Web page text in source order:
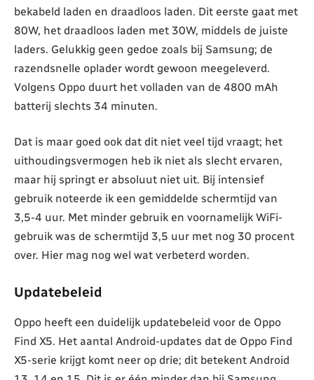
bekabeld laden en draadloos laden. Dit eerste gaat met
80W, het draadloos laden met 30W, middels de juiste
laders. Gelukkig geen gedoe zoals bij Samsung; de
razendsnelle oplader wordt gewoon meegeleverd.
Volgens Oppo duurt het volladen van de 4800 mAh
batterij slechts 34 minuten.
Dat is maar goed ook dat dit niet veel tijd vraagt; het
uithoudingsvermogen heb ik niet als slecht ervaren,
maar hij springt er absoluut niet uit. Bij intensief
gebruik noteerde ik een gemiddelde schermtijd van
3,5-4 uur. Met minder gebruik en voornamelijk WiFi-
gebruik was de schermtijd 3,5 uur met nog 30 procent
over. Hier mag nog wel wat verbeterd worden.
Updatebeleid
Oppo heeft een duidelijk updatebeleid voor de Oppo
Find X5. Het aantal Android-updates dat de Oppo Find
X5-serie krijgt komt neer op drie; dit betekent Android